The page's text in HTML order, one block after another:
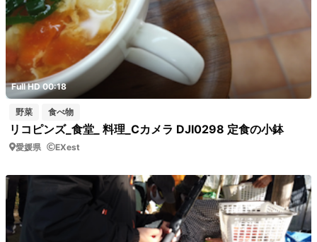
Full HD 00:18
野菜 食べ物
リコピンズ_食堂_ 料理_Cカメラ DJI0298 定食の小鉢
愛媛県 EXest